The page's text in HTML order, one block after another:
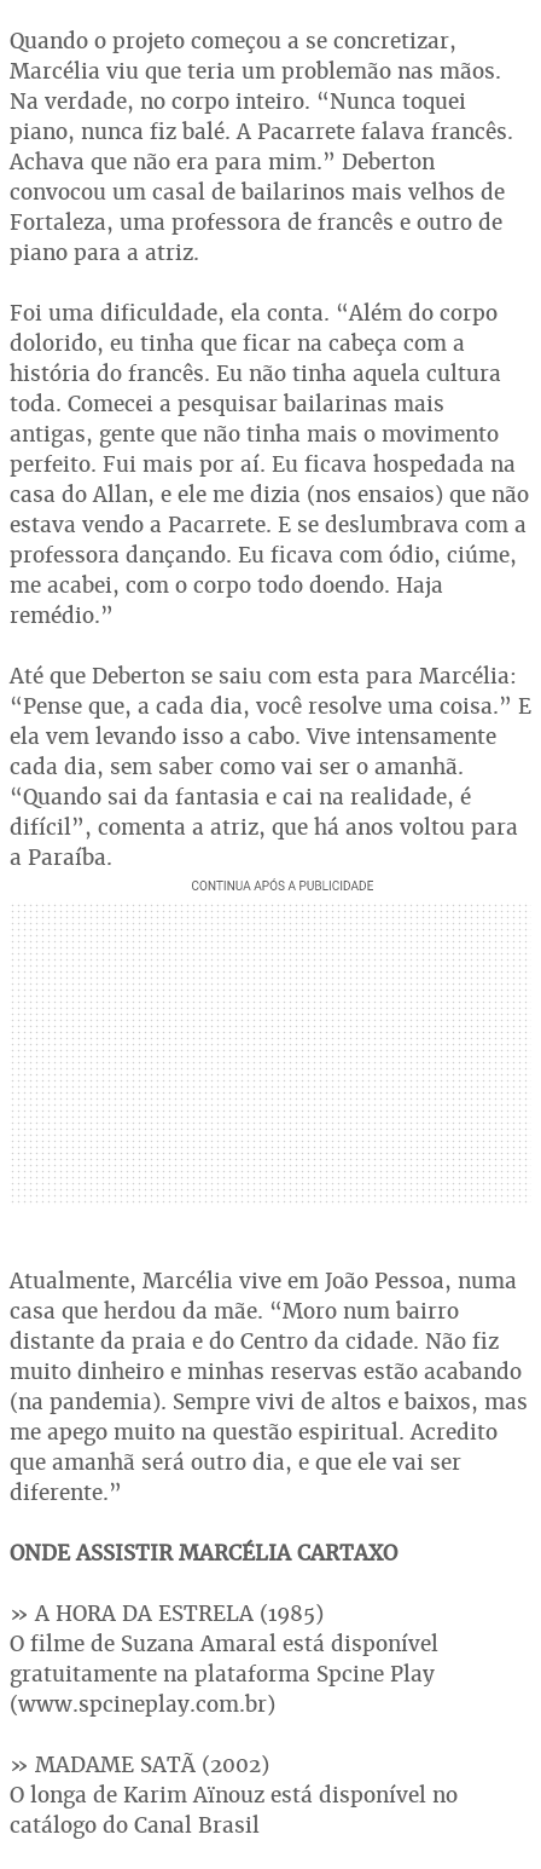
Quando o projeto começou a se concretizar,
Marcélia viu que teria um problemão nas mãos.
Na verdade, no corpo inteiro. “Nunca toquei
piano, nunca fiz balé. A Pacarrete falava francês.
Achava que não era para mim.” Deberton
convocou um casal de bailarinos mais velhos de
Fortaleza, uma professora de francês e outro de
piano para a atriz.
Foi uma dificuldade, ela conta. “Além do corpo
dolorido, eu tinha que ficar na cabeça com a
história do francês. Eu não tinha aquela cultura
toda. Comecei a pesquisar bailarinas mais
antigas, gente que não tinha mais o movimento
perfeito. Fui mais por aí. Eu ficava hospedada na
casa do Allan, e ele me dizia (nos ensaios) que não
estava vendo a Pacarrete. E se deslumbrava com a
professora dançando. Eu ficava com ódio, ciúme,
me acabei, com o corpo todo doendo. Haja
remédio.”
Até que Deberton se saiu com esta para Marcélia:
“Pense que, a cada dia, você resolve uma coisa.” E
ela vem levando isso a cabo. Vive intensamente
cada dia, sem saber como vai ser o amanhã.
“Quando sai da fantasia e cai na realidade, é
difícil”, comenta a atriz, que há anos voltou para
a Paraíba.
Atualmente, Marcélia vive em João Pessoa, numa
casa que herdou da mãe. “Moro num bairro
distante da praia e do Centro da cidade. Não fiz
muito dinheiro e minhas reservas estão acabando
(na pandemia). Sempre vivi de altos e baixos, mas
me apego muito na questão espiritual. Acredito
que amanhã será outro dia, e que ele vai ser
diferente.”
ONDE ASSISTIR MARCÉLIA CARTAXO
» A HORA DA ESTRELA (1985)
O filme de Suzana Amaral está disponível
gratuitamente na plataforma Spcine Play
(www.spcineplay.com.br)
» MADAME SATÃ (2002)
O longa de Karim Aïnouz está disponível no
catálogo do Canal Brasil